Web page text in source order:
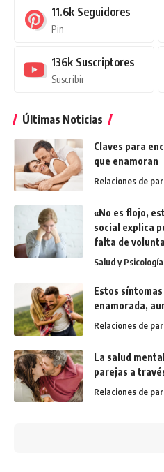
11.6k Seguidores
Pin
136k Suscriptores
Suscribir
Últimas Noticias
Claves para
que enamoran
Relaciones de
«No es flojo,
social explica
falta de
Salud y Psicología
Estos
enamorada,
Relaciones de
La salud
parejas a
Relaciones de